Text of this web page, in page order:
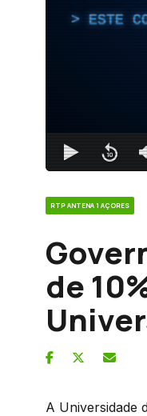
ESTE
RTP ANTENA 1 AÇORES
de
A Universidade